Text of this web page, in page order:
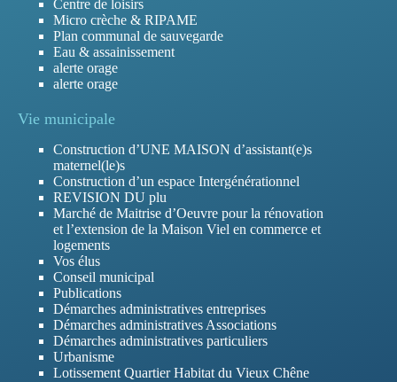
Centre de loisirs
Micro crèche & RIPAME
Plan communal de sauvegarde
Eau & assainissement
alerte orage
alerte orage
Vie municipale
Construction d’UNE MAISON d’assistant(e)s
maternel(le)s
Construction d’un espace Intergénérationnel
REVISION DU plu
Marché de Maitrise d’Oeuvre pour la rénovation
et l’extension de la Maison Viel en commerce et
logements
Vos élus
Conseil municipal
Publications
Démarches administratives entreprises
Démarches administratives Associations
Démarches administratives particuliers
Urbanisme
Lotissement Quartier Habitat du Vieux Chêne